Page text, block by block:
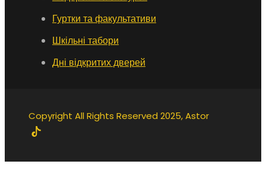
Гуртки та факультативи
Шкільні табори
Дні відкритих дверей
Copyright All Rights Reserved 2025, Astor